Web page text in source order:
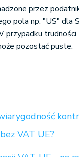
przez
pola np. "US" dla
przypadku
pozostać puste.
VAT UE?